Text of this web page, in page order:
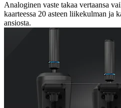
Analoginen vaste takaa vertaansa
kaarteessa 20 asteen liikekulman ja
ansiosta.